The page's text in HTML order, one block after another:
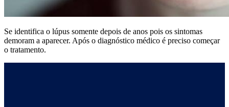
Se identifica o lúpus somente depois de anos pois os sintomas
demoram a aparecer. Após o diagnóstico médico é preciso começar
o tratamento.